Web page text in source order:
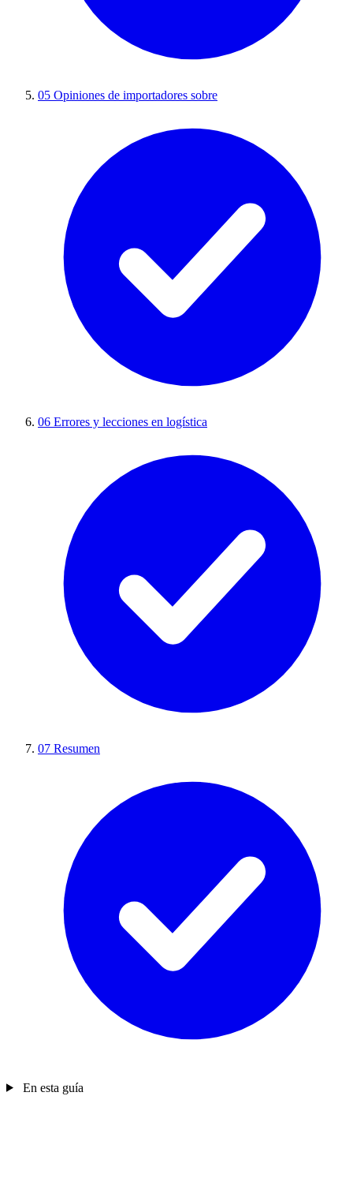
05 Opiniones de importadores sobre
06 Errores y lecciones en logística
07 Resumen
En esta guía